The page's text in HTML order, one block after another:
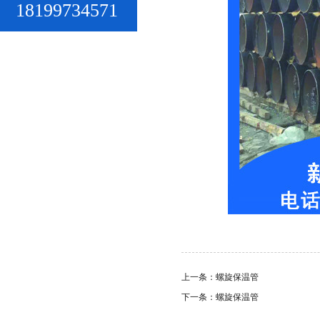
18199734571
上一条：螺旋保温管
下一条：螺旋保温管